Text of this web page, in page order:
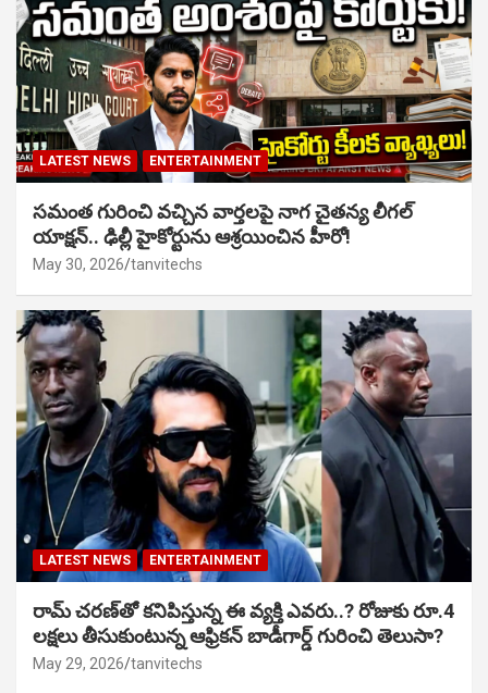
LATEST NEWS ENTERTAINMENT
సమంత గురించి వచ్చిన వార్తలపై నాగ చైతన్య లీగల్
యాక్షన్.. ఢిల్లీ హైకోర్టును ఆశ్రయించిన హీరో!
May 30, 2026 tanvitechs
LATEST NEWS ENTERTAINMENT
రామ్ చరణ్‌తో కనిపిస్తున్న ఈ వ్యక్తి ఎవరు..? రోజుకు రూ.4
లక్షలు తీసుకుంటున్న ఆఫ్రికన్ బాడీగార్డ్ గురించి తెలుసా?
May 29, 2026 tanvitechs